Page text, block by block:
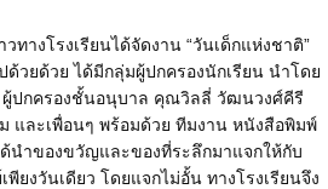
ทางโรงเรียนได้จัดงาน “วันเด็กแห่งชาติ”
ด้วยด้วย ได้มีกลุ่มผู้ปกครองนักเรียน นำโดย
ปกครองชั้นอนุบาล คุณวิลลี่ วัฒนวงศ์คีรี
และเพื่อนๆ พร้อมด้วย ทีมงาน หนังสือพิมพ์
ด้นำของขวัญและของที่ระลึกมาแจกให้กับ
ยงวันเดียว โดยแจกไม่อั้น ทางโรงเรียนจึง